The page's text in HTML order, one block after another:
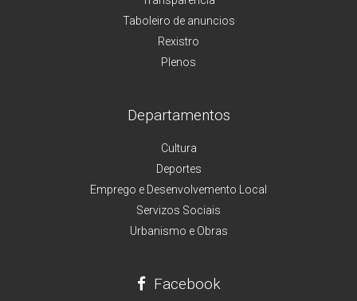
Taboleiro de anuncios
Rexistro
Plenos
Departamentos
Cultura
Deportes
Emprego e Desenvolvemento Local
Servizos Sociais
Urbanismo e Obras
Facebook